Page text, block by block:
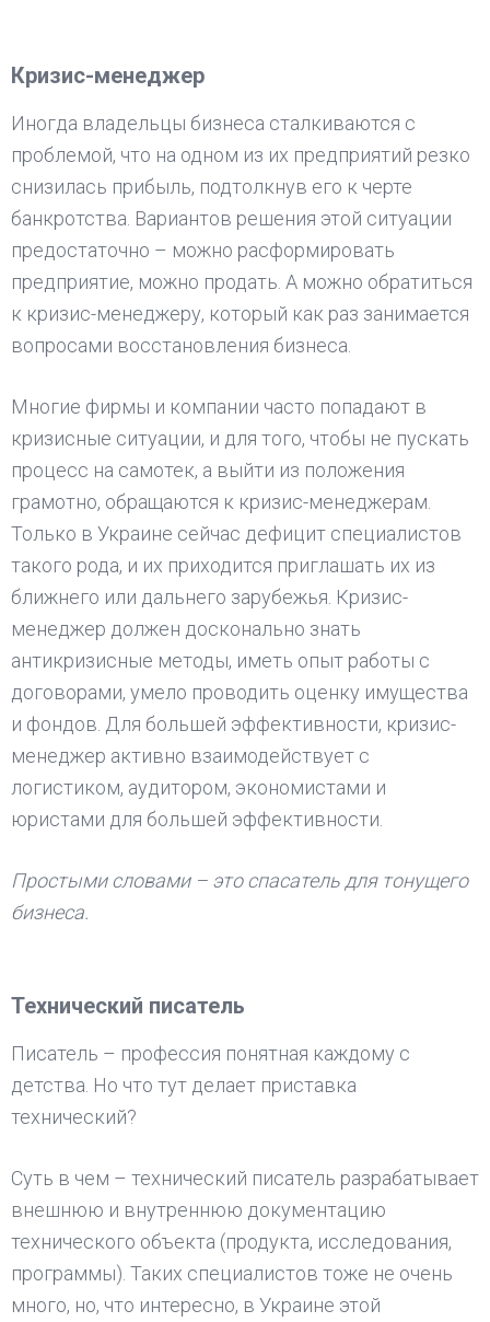
Кризис-менеджер
Иногда владельцы бизнеса сталкиваются с
проблемой, что на одном из их предприятий резко
снизилась прибыль, подтолкнув его к черте
банкротства. Вариантов решения этой ситуации
предостаточно – можно расформировать
предприятие, можно продать. А можно обратиться
к кризис-менеджеру, который как раз занимается
вопросами восстановления бизнеса.
Многие фирмы и компании часто попадают в
кризисные ситуации, и для того, чтобы не пускать
процесс на самотек, а выйти из положения
грамотно, обращаются к кризис-менеджерам.
Только в Украине сейчас дефицит специалистов
такого рода, и их приходится приглашать их из
ближнего или дальнего зарубежья. Кризис-
менеджер должен досконально знать
антикризисные методы, иметь опыт работы с
договорами, умело проводить оценку имущества
и фондов. Для большей эффективности, кризис-
менеджер активно взаимодействует с
логистиком, аудитором, экономистами и
юристами для большей эффективности.
Простыми словами – это спасатель для тонущего
бизнеса.
Технический писатель
Писатель – профессия понятная каждому с
детства. Но что тут делает приставка
технический?
Суть в чем – технический писатель разрабатывает
внешнюю и внутреннюю документацию
технического объекта (продукта, исследования,
программы). Таких специалистов тоже не очень
много, но, что интересно, в Украине этой